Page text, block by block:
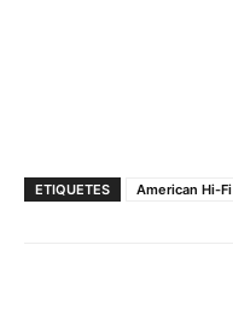
ETIQUETES American Hi-Fi